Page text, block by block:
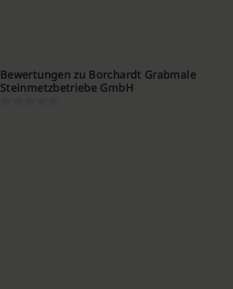
Bewertungen zu Borchardt Grabmale
Steinmetzbetriebe GmbH